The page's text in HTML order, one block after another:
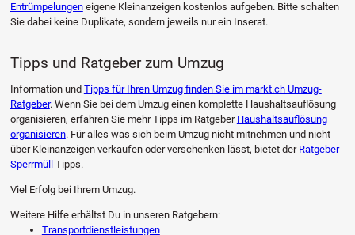
Entrümpelungeneigene Kleinanzeigen kostenlos aufgeben. Bitte schalten
Sie dabei keine Duplikate, sondern jeweils nur ein Inserat.
Tipps und Ratgeber zum Umzug
Information und Tipps für Ihren Umzug finden Sie im markt.ch Umzug-
Ratgeber. Wenn Sie bei dem Umzug einen komplette Haushaltsauflösung
organisieren, erfahren Sie mehr Tipps im Ratgeber Haushaltsauflösung
organisieren. Für alles was sich beim Umzug nicht mitnehmen und nicht
über Kleinanzeigen verkaufen oder verschenken lässt, bietet der Ratgeber
SperrmüllTipps.
Viel Erfolg bei Ihrem Umzug.
Weitere Hilfe erhältst Du in unseren Ratgebern:
Transportdienstleistungen